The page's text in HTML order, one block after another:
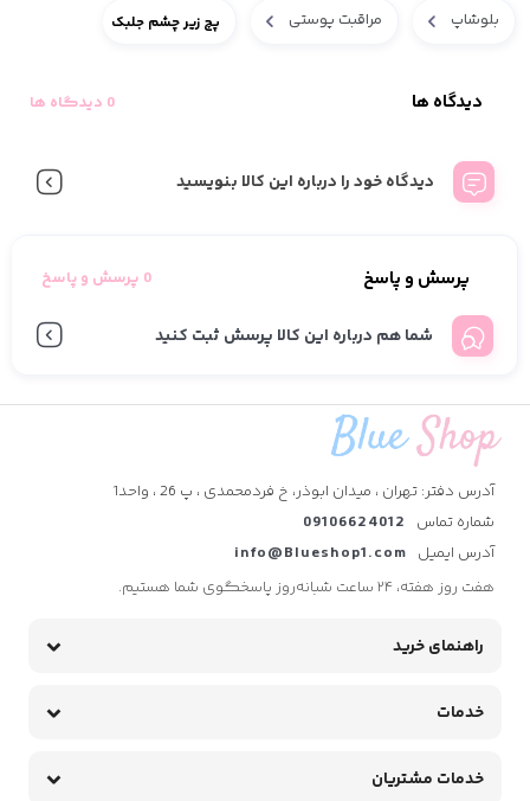
بلوشاپ مراقبت پوستی پچ زیر چشم جلبک
دیدگاه ها 0 دیدگاه ها
دیدگاه خود را درباره این کالا بنویسید
پرسش و پاسخ 0 پرسش و پاسخ
شما هم درباره این کالا پرسش ثبت کنید
آدرس دفتر: تهران ، میدان ابوذر، خ فردمحمدی ، پ 26 ، واحد1
شماره تماس 09106624012
آدرس ایمیل info@Blueshop1.com
هفت روز هفته، ۲۴ ساعت شبانه‌روز پاسخگوی شما هستیم.
راهنمای خرید
خدمات
خدمات مشتریان